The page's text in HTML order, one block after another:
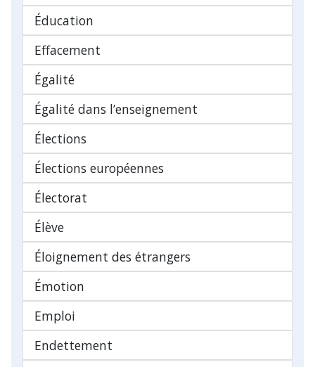
Éducation
Effacement
Égalité
Égalité dans l’enseignement
Élections
Élections européennes
Électorat
Élève
Éloignement des étrangers
Émotion
Emploi
Endettement